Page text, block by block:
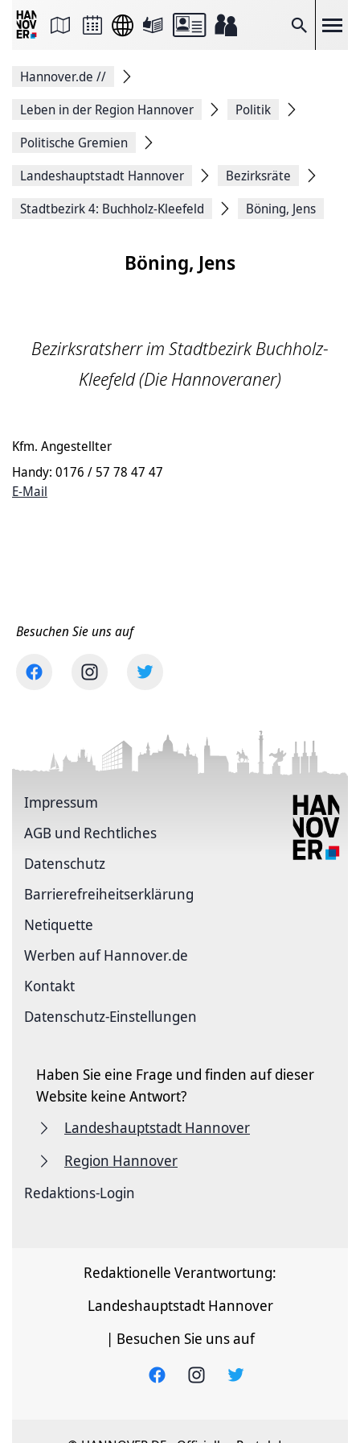
Suche
Seite
Facebook
teilen
Seitenlink
Seite
Hannover.de //
Leben in der Region Hannover
Politik
Politische Gremien
Landeshauptstadt Hannover
Bezirksräte
Stadtbezirk 4: Buchholz-Kleefeld
Böning, Jens
Böning, Jens
Bezirksratsherr im Stadtbezirk Buchholz-
Kleefeld (Die Hannoveraner)
Kfm. Angestellter
Handy: 0176 / 57 78 47 47
E-Mail
Besuchen Sie uns auf
Impressum
AGB und Rechtliches
Datenschutz
Barriere­freiheits­erklärung
Netiquette
Werben auf Hannover.de
Kontakt
Datenschutz-Einstellungen
Haben Sie eine Frage und finden auf dieser
Website keine Antwort?
Landeshauptstadt Hannover
Region Hannover
Redaktions-Login
Redaktionelle Verantwortung:
Landeshauptstadt Hannover
| Besuchen Sie uns auf